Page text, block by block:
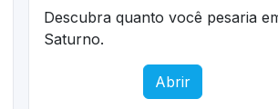
Descubra quanto você pesaria
Saturno.
Abrir